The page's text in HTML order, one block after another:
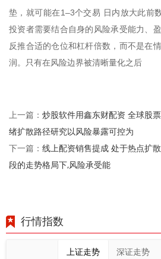
垫，就可能在1–3个交易 日内放大此前
投资者需要结合自身的风险承受能力、
反推合适的仓位和杠杆倍数，而不是在
润。只有在风险边界被清晰量化之后
上一篇： 炒股软件用鑫东财配资 全球股
绪扩散路径研究以风险暴露可控为
下一篇： 线上配资销售提成 处于热点扩
段的走势格局下,风险承受能
行情指数
上证走势 深证走势